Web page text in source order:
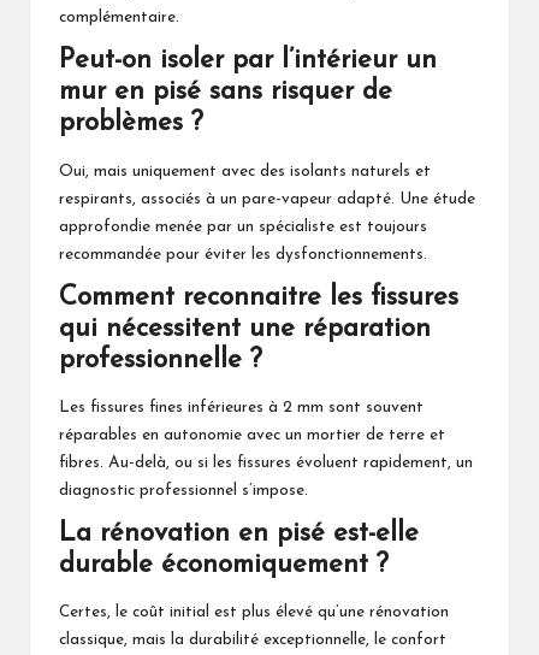
complémentaire.
Peut-on isoler par l’intérieur un
mur en pisé sans risquer de
problèmes ?
Oui, mais uniquement avec des isolants naturels et
respirants, associés à un pare-vapeur adapté. Une étude
approfondie menée par un spécialiste est toujours
recommandée pour éviter les dysfonctionnements.
Comment reconnaitre les fissures
qui nécessitent une réparation
professionnelle ?
Les fissures fines inférieures à 2 mm sont souvent
réparables en autonomie avec un mortier de terre et
fibres. Au-delà, ou si les fissures évoluent rapidement, un
diagnostic professionnel s’impose.
La rénovation en pisé est-elle
durable économiquement ?
Certes, le coût initial est plus élevé qu’une rénovation
classique, mais la durabilité exceptionnelle, le confort